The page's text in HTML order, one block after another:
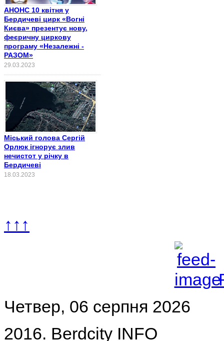
АНОНС 10 квітня у
Бердичеві цирк «Вогні
Києва» презентує нову,
феєричну циркову
програму «Незалежні -
РАЗОМ»
29.03.2023
Міський голова Сергій
Орлюк ігнорує злив
нечистот у річку в
Бердичеві
18.03.2023
↑↑↑
Четвер, 06 серпня 2026
2016. Berdcity INFO